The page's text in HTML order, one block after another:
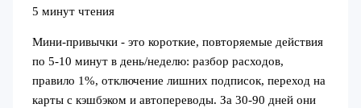
5 минут чтения
Мини‑привычки - это короткие, повторяемые действия
по 5-10 минут в день/неделю: разбор расходов,
правило 1%, отключение лишних подписок, переход на
карты с кэшбэком и автопереводы. За 30-90 дней они